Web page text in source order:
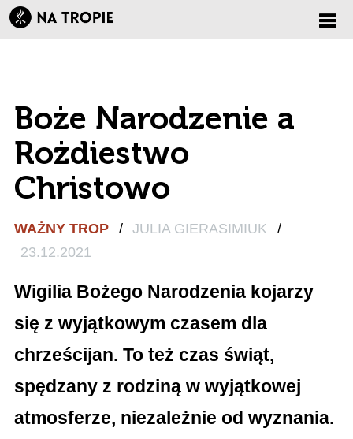
Boże Narodzenie a
Rożdiestwo
Christowo
WAŻNY TROP / JULIA GIERASIMIUK
/
23.12.2021
Wigilia Bożego Narodzenia kojarzy
się z wyjątkowym czasem dla
chrześcijan. To też czas świąt,
spędzany z rodziną w wyjątkowej
atmosferze, niezależnie od wyznania.